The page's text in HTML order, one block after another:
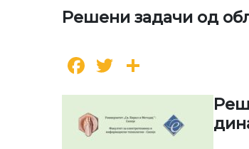
Решени задачи од
Facebook
Twitter